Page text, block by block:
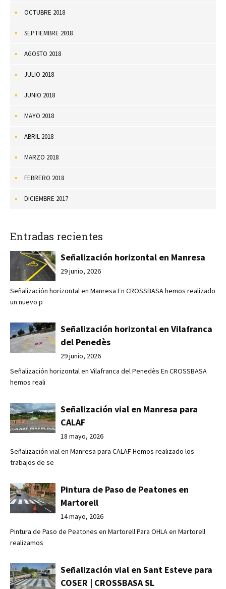
OCTUBRE 2018
SEPTIEMBRE 2018
AGOSTO 2018
JULIO 2018
JUNIO 2018
MAYO 2018
ABRIL 2018
MARZO 2018
FEBRERO 2018
DICIEMBRE 2017
Entradas recientes
Señalización horizontal en Manresa
29 junio, 2026
Señalización horizontal en Manresa En CROSSBASA hemos realizado
un nuevo p
Señalización horizontal en Vilafranca
del Penedès
29 junio, 2026
Señalización horizontal en Vilafranca del Penedès En CROSSBASA
hemos reali
Señalización vial en Manresa para
CALAF
18 mayo, 2026
Señalización vial en Manresa para CALAF Hemos realizado los
trabajos de se
Pintura de Paso de Peatones en
Martorell
14 mayo, 2026
Pintura de Paso de Peatones en Martorell Para OHLA en Martorell
realizamos
Señalización vial en Sant Esteve para
COSER | CROSSBASA SL